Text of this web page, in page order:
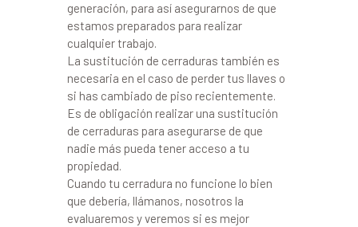
generación, para así asegurarnos de que
estamos preparados para realizar
cualquier trabajo.
La sustitución de cerraduras también es
necesaria en el caso de perder tus llaves o
si has cambiado de piso recientemente.
Es de obligación realizar una sustitución
de cerraduras para asegurarse de que
nadie más pueda tener acceso a tu
propiedad.
Cuando tu cerradura no funcione lo bien
que debería, llámanos, nosotros la
evaluaremos y veremos si es mejor